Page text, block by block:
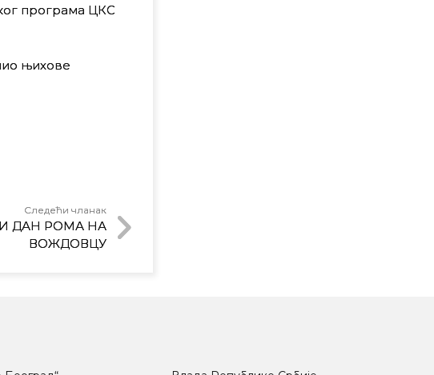
програма ЦКС
њихове
Следећи чланак
ДАН РОМА НА
ВОЖДОВЦУ